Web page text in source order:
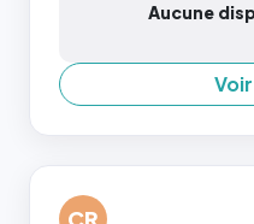
Aucune